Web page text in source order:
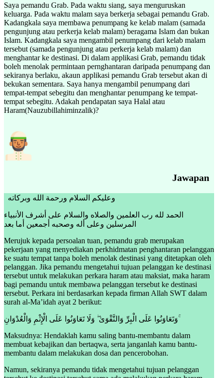
Saya pemandu Grab. Pada waktu siang, saya menguruskan
keluarga. Pada waktu malam saya berkerja sebagai pemandu Grab.
Kadangkala saya membawa penumpang ke kelab malam (samada
pengunjung atau perkerja kelab malam) beragama Islam dan bukan
Islam. Kadangkala saya mengambil penumpang dari kelab malam
tersebut (samada pengunjung atau perkerja kelab malam) dan
menghantar ke destinasi. Di dalam applikasi Grab, pemandu tidak
boleh menolak permintaan pernghantaran daripada penumpang dan
sekiranya berlaku, akaun applikasi pemandu Grab tersebut akan di
bekukan sementara. Saya hanya mengambil penumpang dari
tempat-tempat sebegitu dan menghantar penumpang ke tempat-
tempat sebegitu. Adakah pendapatan saya Halal atau
Haram(Nauzubillahiminzalik)?
Jawapan
وعليكم السلام ورحمة الله وبركاته
الحمد لله رب العلمين والصلاه والسلام على أشرف الأنبياء
المرسلين وعلى أله وصحبه أجمعين أما بعد
Merujuk kepada persoalan tuan, pemandu grab merupakan
pekerjaan yang menyediakan perkhidmatan penghantaran pelanggan
ke suatu tempat tanpa boleh menolak destinasi yang ditetapkan oleh
pelanggan. Jika pemandu mengetahui tujuan pelanggan ke destinasi
tersebut untuk melakukan perkara haram atau maksiat, maka haram
bagi pemandu untuk membawa pelanggan tersebut ke destinasi
tersebut. Perkara ini berdasarkan kepada firman Allah SWT dalam
surah al-Ma’idah ayat 2 berikut:
وَتَعَاوَنُوا عَلَى الْبِرِّ وَالتَّقْوَىٰ ۖ وَلَا تَعَاوَنُوا عَلَى الْإِثْمِ وَالْعُدْوَانِ ۚ
Maksudnya: Hendaklah kamu saling bantu-membantu dalam
membuat kebajikan dan bertaqwa, serta janganlah kamu bantu-
membantu dalam melakukan dosa dan pencerobohan.
Namun, sekiranya pemandu tidak mengetahui tujuan pelanggan